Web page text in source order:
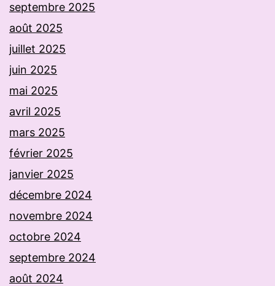
septembre 2025
août 2025
juillet 2025
juin 2025
mai 2025
avril 2025
mars 2025
février 2025
janvier 2025
décembre 2024
novembre 2024
octobre 2024
septembre 2024
août 2024